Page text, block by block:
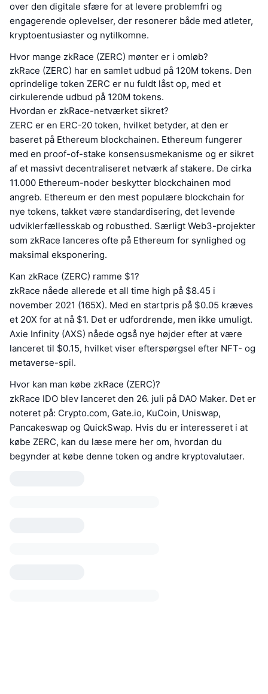
over den digitale sfære for at levere problemfri og
engagerende oplevelser, der resonerer både med atleter,
kryptoentusiaster og nytilkomne.
Hvor mange zkRace (ZERC) mønter er i omløb?
zkRace (ZERC) har en samlet udbud på 120M tokens. Den
oprindelige token ZERC er nu fuldt låst op, med et
cirkulerende udbud på 120M tokens.
Hvordan er zkRace-netværket sikret?
ZERC er en ERC-20 token, hvilket betyder, at den er
baseret på Ethereum blockchainen. Ethereum fungerer
med en proof-of-stake konsensusmekanisme og er sikret
af et massivt decentraliseret netværk af stakere. De cirka
11.000 Ethereum-noder beskytter blockchainen mod
angreb. Ethereum er den mest populære blockchain for
nye tokens, takket være standardisering, det levende
udviklerfællesskab og robusthed. Særligt Web3-projekter
som zkRace lanceres ofte på Ethereum for synlighed og
maksimal eksponering.
Kan zkRace (ZERC) ramme $1?
zkRace nåede allerede et all time high på $8.45 i
november 2021 (165X). Med en startpris på $0.05 kræves
et 20X for at nå $1. Det er udfordrende, men ikke umuligt.
Axie Infinity (AXS) nåede også nye højder efter at være
lanceret til $0.15, hvilket viser efterspørgsel efter NFT- og
metaverse-spil.
Hvor kan man købe zkRace (ZERC)?
zkRace IDO blev lanceret den 26. juli på DAO Maker. Det er
noteret på: Crypto.com, Gate.io, KuCoin, Uniswap,
Pancakeswap og QuickSwap. Hvis du er interesseret i at
købe ZERC, kan du læse mere her om, hvordan du
begynder at købe denne token og andre kryptovalutaer.